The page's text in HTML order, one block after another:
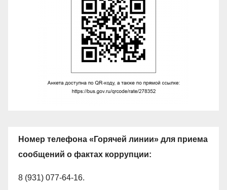
Номер телефона «Горячей линии» для приема
сообщений о фактах коррупции:
8 (931) 077-64-16.